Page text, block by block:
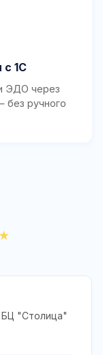
с 1С
ЭДО через
без ручного
БЦ "Столица"